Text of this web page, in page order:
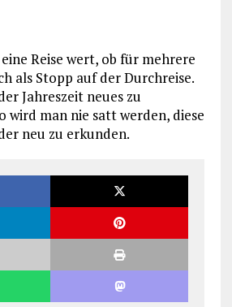
Reise wert, ob für mehrere
als Stopp auf der Durchreise.
Jahreszeit neues zu
wird man nie satt werden, diese
neu zu erkunden.